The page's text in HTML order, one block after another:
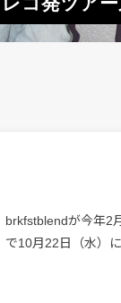
brkfstblendが今年2
で10月22日（水）